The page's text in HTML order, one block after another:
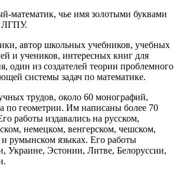
математик, чье имя золотыми буквами
ЛГПУ.
автор школьных учебников, учебных
и учеников, интересных книг для
один из создателей теории проблемного
системы задач по математике.
трудов, около 60 монографий,
по геометрии. Им написаны более 70
работы издавались на русском,
немецком, венгерском, чешском,
и румынском языках. Его работы
Украине, Эстонии, Литве, Белоруссии,